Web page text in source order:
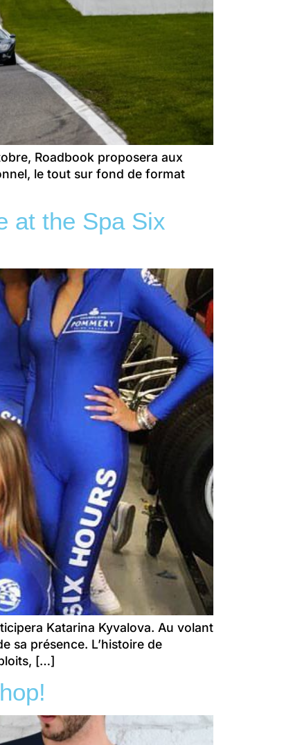
Roadbook proposera aux
le tout sur fond de format
at the Spa Six
Katarina Kyvalova. Au volant
sa présence. L’histoire de
[…]